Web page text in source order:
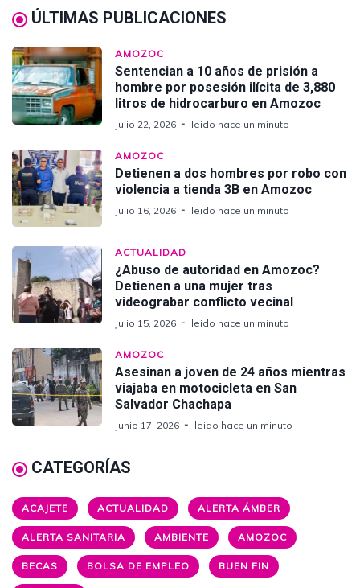
ÚLTIMAS PUBLICACIONES
AMOZOC
Sentencian a 10 años de prisión a
hombre por posesión ilícita de 3,880
litros de hidrocarburo en Amozoc
Julio 22, 2026 leido hace un minuto
AMOZOC
Detienen a dos hombres por robo con
violencia a tienda 3B en Amozoc
Julio 16, 2026 leido hace un minuto
ACTUALIDAD
¿Abuso de autoridad en Amozoc?
Detienen a una mujer tras
videograbar conflicto vecinal
Julio 15, 2026 leido hace un minuto
AMOZOC
Asesinan a joven de 24 años mientras
viajaba en motocicleta en San
Salvador Chachapa
Junio 17, 2026 leido hace un minuto
CATEGORÍAS
ACAJETE ACTUALIDAD ALERTA ÁMBER
ALERTA SANITARIA AMBIENTE AMOZOC
BECAS BOLSA DE EMPLEO BUEN FIN